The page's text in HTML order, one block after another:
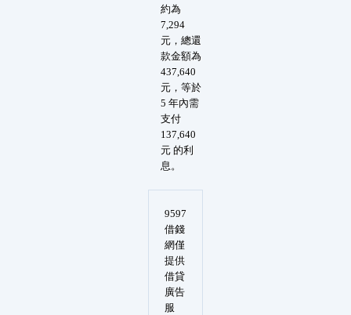
約為
7,294
元，總還
款金額為
437,640
元，等於
5 年內需
支付
137,640
元 的利
息。
9597
借錢
網僅
提供
借貸
廣告
服